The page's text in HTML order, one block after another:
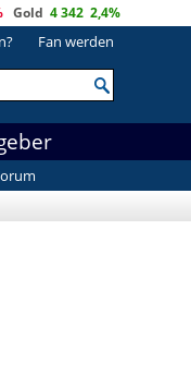
Gold 4 342 2,4%
Fan werden